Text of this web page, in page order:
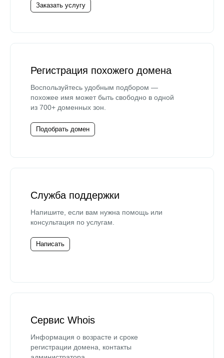
Заказать услугу
Регистрация похожего домена
Воспользуйтесь удобным подбором —
похожее имя может быть свободно в одной
из 700+ доменных зон.
Подобрать домен
Служба поддержки
Напишите, если вам нужна помощь или
консультация по услугам.
Написать
Сервис Whois
Информация о возрасте и сроке
регистрации домена, контакты